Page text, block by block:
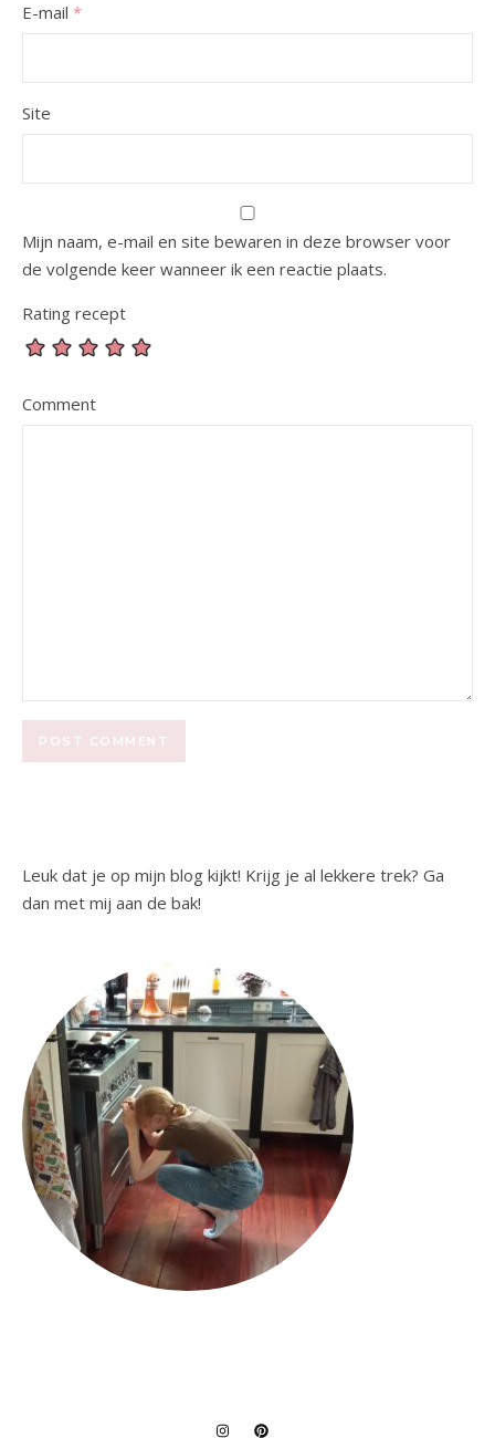
E-mail *
Site
Mijn naam, e-mail en site bewaren in deze browser voor
de volgende keer wanneer ik een reactie plaats.
Rating recept
Comment
Leuk dat je op mijn blog kijkt! Krijg je al lekkere trek? Ga
dan met mij aan de bak!